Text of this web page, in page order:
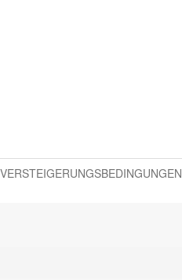
VERSTEIGERUNGSBEDINGUNGEN